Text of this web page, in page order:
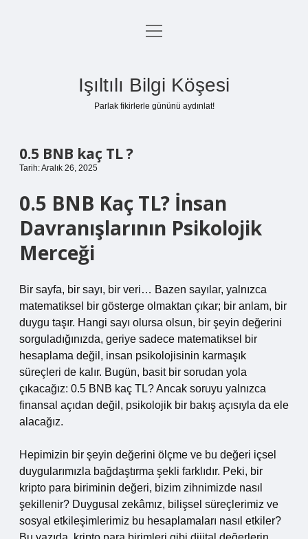
Anasayfa
Yasal Uyarı
menüyü
Işıltılı Bilgi Köşesi
Parlak fikirlerle gününü aydınlat!
0.5 BNB kaç TL ?
Tarih: Aralık 26, 2025
0.5 BNB Kaç TL? İnsan
Davranışlarının Psikolojik
Merceği
Bir sayfa, bir sayı, bir veri… Bazen sayılar, yalnızca
matematiksel bir gösterge olmaktan çıkar; bir anlam, bir
duygu taşır. Hangi sayı olursa olsun, bir şeyin değerini
sorguladığınızda, geriye sadece matematiksel bir
hesaplama değil, insan psikolojisinin karmaşık
süreçleri de kalır. Bugün, basit bir sorudan yola
çıkacağız: 0.5 BNB kaç TL? Ancak soruyu yalnızca
finansal açıdan değil, psikolojik bir bakış açısıyla da ele
alacağız.
Hepimizin bir şeyin değerini ölçme ve bu değeri içsel
duygularımızla bağdaştırma şekli farklıdır. Peki, bir
kripto para biriminin değeri, bizim zihnimizde nasıl
şekillenir? Duygusal zekâmız, bilişsel süreçlerimiz ve
sosyal etkileşimlerimiz bu hesaplamaları nasıl etkiler?